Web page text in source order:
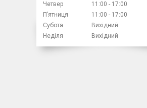
Четвер
11:00
17:00
Пʼятниця
11:00
17:00
Субота
Вихідний
Неділя
Вихідний